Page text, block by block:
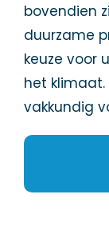
bovendien
duurzame
keuze voor
het klimaat.
vakkundig